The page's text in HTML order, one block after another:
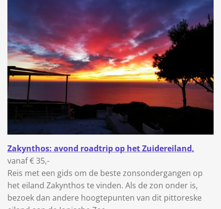
Zakynthos: avond roadtrip op het Zuidereiland,
vanaf € 35,-
Reis met een gids om de beste zonsondergangen op
het eiland Zakynthos te vinden. Als de zon onder is,
bezoek dan andere hoogtepunten van dit pittoreske